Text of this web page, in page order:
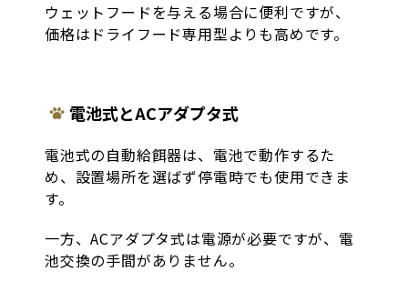
ウェットフードを与える場合に便利ですが、
価格はドライフード専用型よりも高めです。
電池式とACアダプタ式
電池式の自動給餌器は、電池で動作するた
め、設置場所を選ばず停電時でも使用できま
す。
一方、ACアダプタ式は電源が必要ですが、電
池交換の手間がありません。